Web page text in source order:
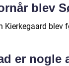
blev
Kierkegaard blev
er nogle